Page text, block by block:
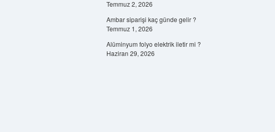
Temmuz 2, 2026
Ambar siparişi kaç günde gelir ?
Temmuz 1, 2026
Alüminyum folyo elektrik iletir mi ?
Haziran 29, 2026